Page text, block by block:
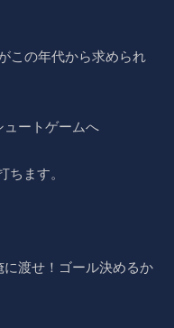
この年代から求められ
ートゲームへ
ます。
に渡せ！ゴール決めるか